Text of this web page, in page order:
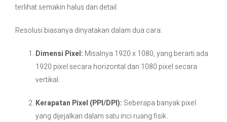
terlihat semakin halus dan detail.
Resolusi biasanya dinyatakan dalam dua cara:
Dimensi Pixel: Misalnya 1920 x 1080, yang berarti ada
1920 pixel secara horizontal dan 1080 pixel secara
vertikal.
Kerapatan Pixel (PPI/DPI): Seberapa banyak pixel
yang dijejalkan dalam satu inci ruang fisik.